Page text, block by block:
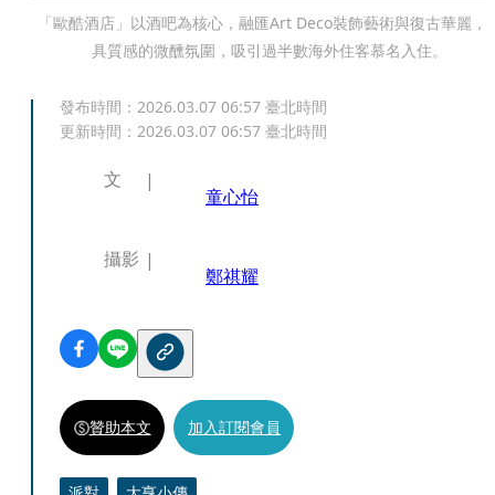
「歐酷酒店」以酒吧為核心，融匯Art Deco裝飾藝術與復古華麗，
具質感的微醺氛圍，吸引過半數海外住客慕名入住。
發布時間： 2026.03.07 06:57 臺北時間
更新時間： 2026.03.07 06:57 臺北時間
文
童心怡
攝影
鄭祺耀
贊助本文 加入訂閱會員